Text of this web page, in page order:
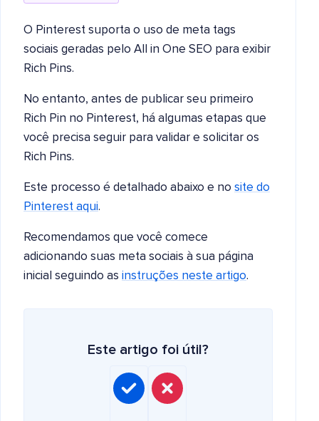
O Pinterest suporta o uso de meta tags
sociais geradas pelo All in One SEO para exibir
Rich Pins.
No entanto, antes de publicar seu primeiro
Rich Pin no Pinterest, há algumas etapas que
você precisa seguir para validar e solicitar os
Rich Pins.
Este processo é detalhado abaixo e no site do
Pinterest aqui.
Recomendamos que você comece
adicionando suas meta sociais à sua página
inicial seguindo as instruções neste artigo.
Este artigo foi útil?